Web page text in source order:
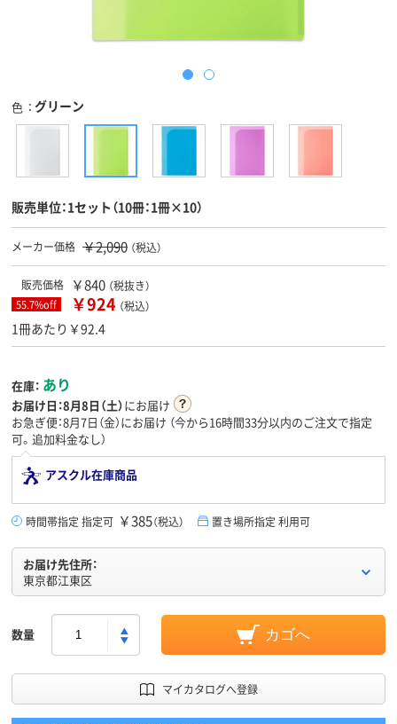
色 グリーン
販売単位：1セット（10冊：1冊×10）
メーカー価格 ￥2,090 （税込）
販売価格 ￥840 （税抜き）
55.7%off ￥924 （税込）
1冊あたり￥92.4
在庫： あり
お届け日：8月8日（土）にお届け
お急ぎ便：8月7日（金）にお届け （今から16時間33分以内のご注文で指定
可。追加料金なし）
アスクル在庫商品
時間帯指定 指定可 ￥385（税込） 置き場所指定 利用可
お届け先住所：
東京都江東区
数量 カゴへ
マイカタログへ登録